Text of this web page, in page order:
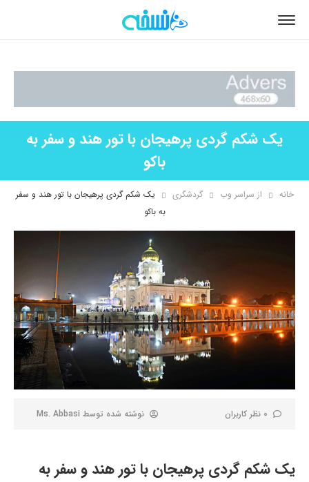
یک شکم گردی پرهیجان با تور هند و سفر به
باکو
خانه از سراسر وب گردشگری
یک شکم گردی پرهیجان با تور هند و سفر
به باکو
0 نظر کاربران نوشته شده توسط Ms. Abbasi
یک شکم گردی پرهیجان با تور هند و سفر به